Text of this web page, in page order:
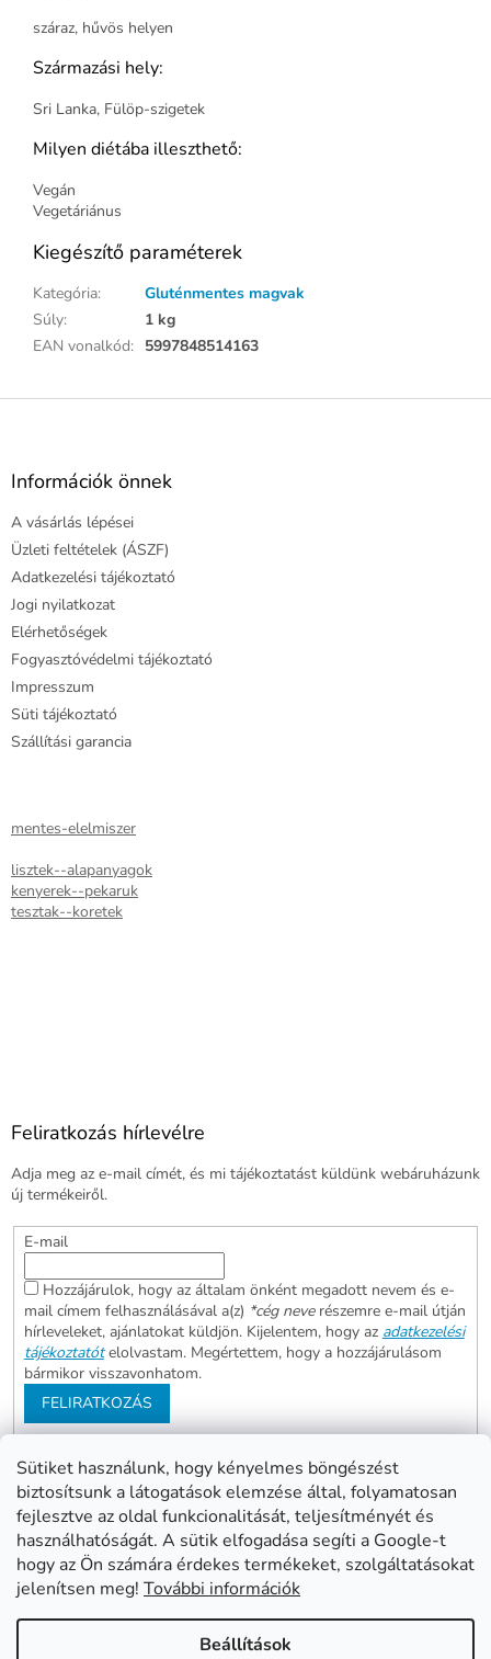
Sütiket használunk, hogy kényelmes böngészést
biztosítsunk a látogatások elemzése által, folyamatosan
fejlesztve az oldal funkcionalitását, teljesítményét és
használhatóságát. A sütik elfogadása segíti a Google-t
hogy az Ön számára érdekes termékeket, szolgáltatásokat
jelenítsen meg! További információk
Beállítások
száraz, hűvös helyen
Származási hely:
Sri Lanka, Fülöp-szigetek
Milyen diétába illeszthető:
Vegán
Vegetáriánus
Kiegészítő paraméterek
Kategória:
Gluténmentes magvak
Súly:
1 kg
EAN vonalkód: 5997848514163
L
Információk önnek
A vásárlás lépései
Üzleti feltételek (ÁSZF)
Adatkezelési tájékoztató
Jogi nyilatkozat
Elérhetőségek
Fogyasztóvédelmi tájékoztató
Impresszum
Süti tájékoztató
Szállítási garancia
mentes-elelmiszer
lisztek--alapanyagok
kenyerek--pekaruk
tesztak--koretek
Feliratkozás hírlevélre
Adja meg az e-mail címét, és mi tájékoztatást küldünk webáruházunk
új termékeiről.
E-mail
Hozzájárulok, hogy az általam önként megadott nevem és e-
mail címem felhasználásával a(z) *cég neverészemre e-mail útján
hírleveleket, ajánlatokat küldjön. Kijelentem, hogy az adatkezelési
tájékoztatót elolvastam. Megértettem, hogy a hozzájárulásom
bármikor visszavonhatom.
FELIRATKOZÁS
Abonett
Mester Család
Civita